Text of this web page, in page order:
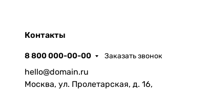
Контакты
8 800 000-00-00 Заказать звонок
hello@domain.ru
Москва, ул. Пролетарская, д. 16,